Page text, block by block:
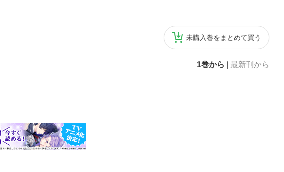
未購入巻をまとめて買う
1巻から 最新刊から